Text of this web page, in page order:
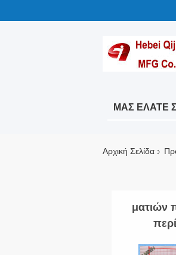
ΜΑΣ ΕΛΆΤΕ
Αρχική Σελίδα
ματιών